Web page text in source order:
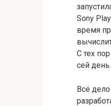
Sony
время
С тех
сей день.
Всё